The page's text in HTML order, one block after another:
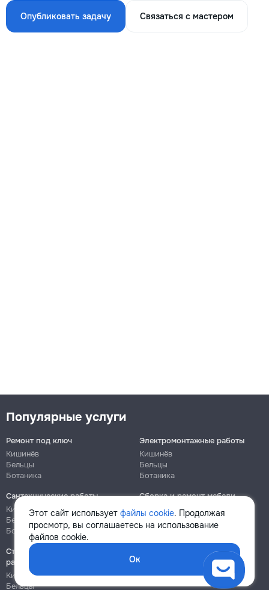
Опубликовать задачу Связаться с мастером
Этот сайт использует файлы cookie. Продолжая
просмотр, вы соглашаетесь на использование
файлов cookie.
Ок
Популярные услуги
Ремонт под ключ
Кишинёв
Бельцы
Ботаника
Электромонтажные работы
Кишинёв
Бельцы
Ботаника
Сантехнические работы
Кишинёв
Бельцы
Ботаника
Сборка и ремонт мебели
Кишинёв
Ботаника
Строительно-монтажные
работы
Кишинёв
Бельцы